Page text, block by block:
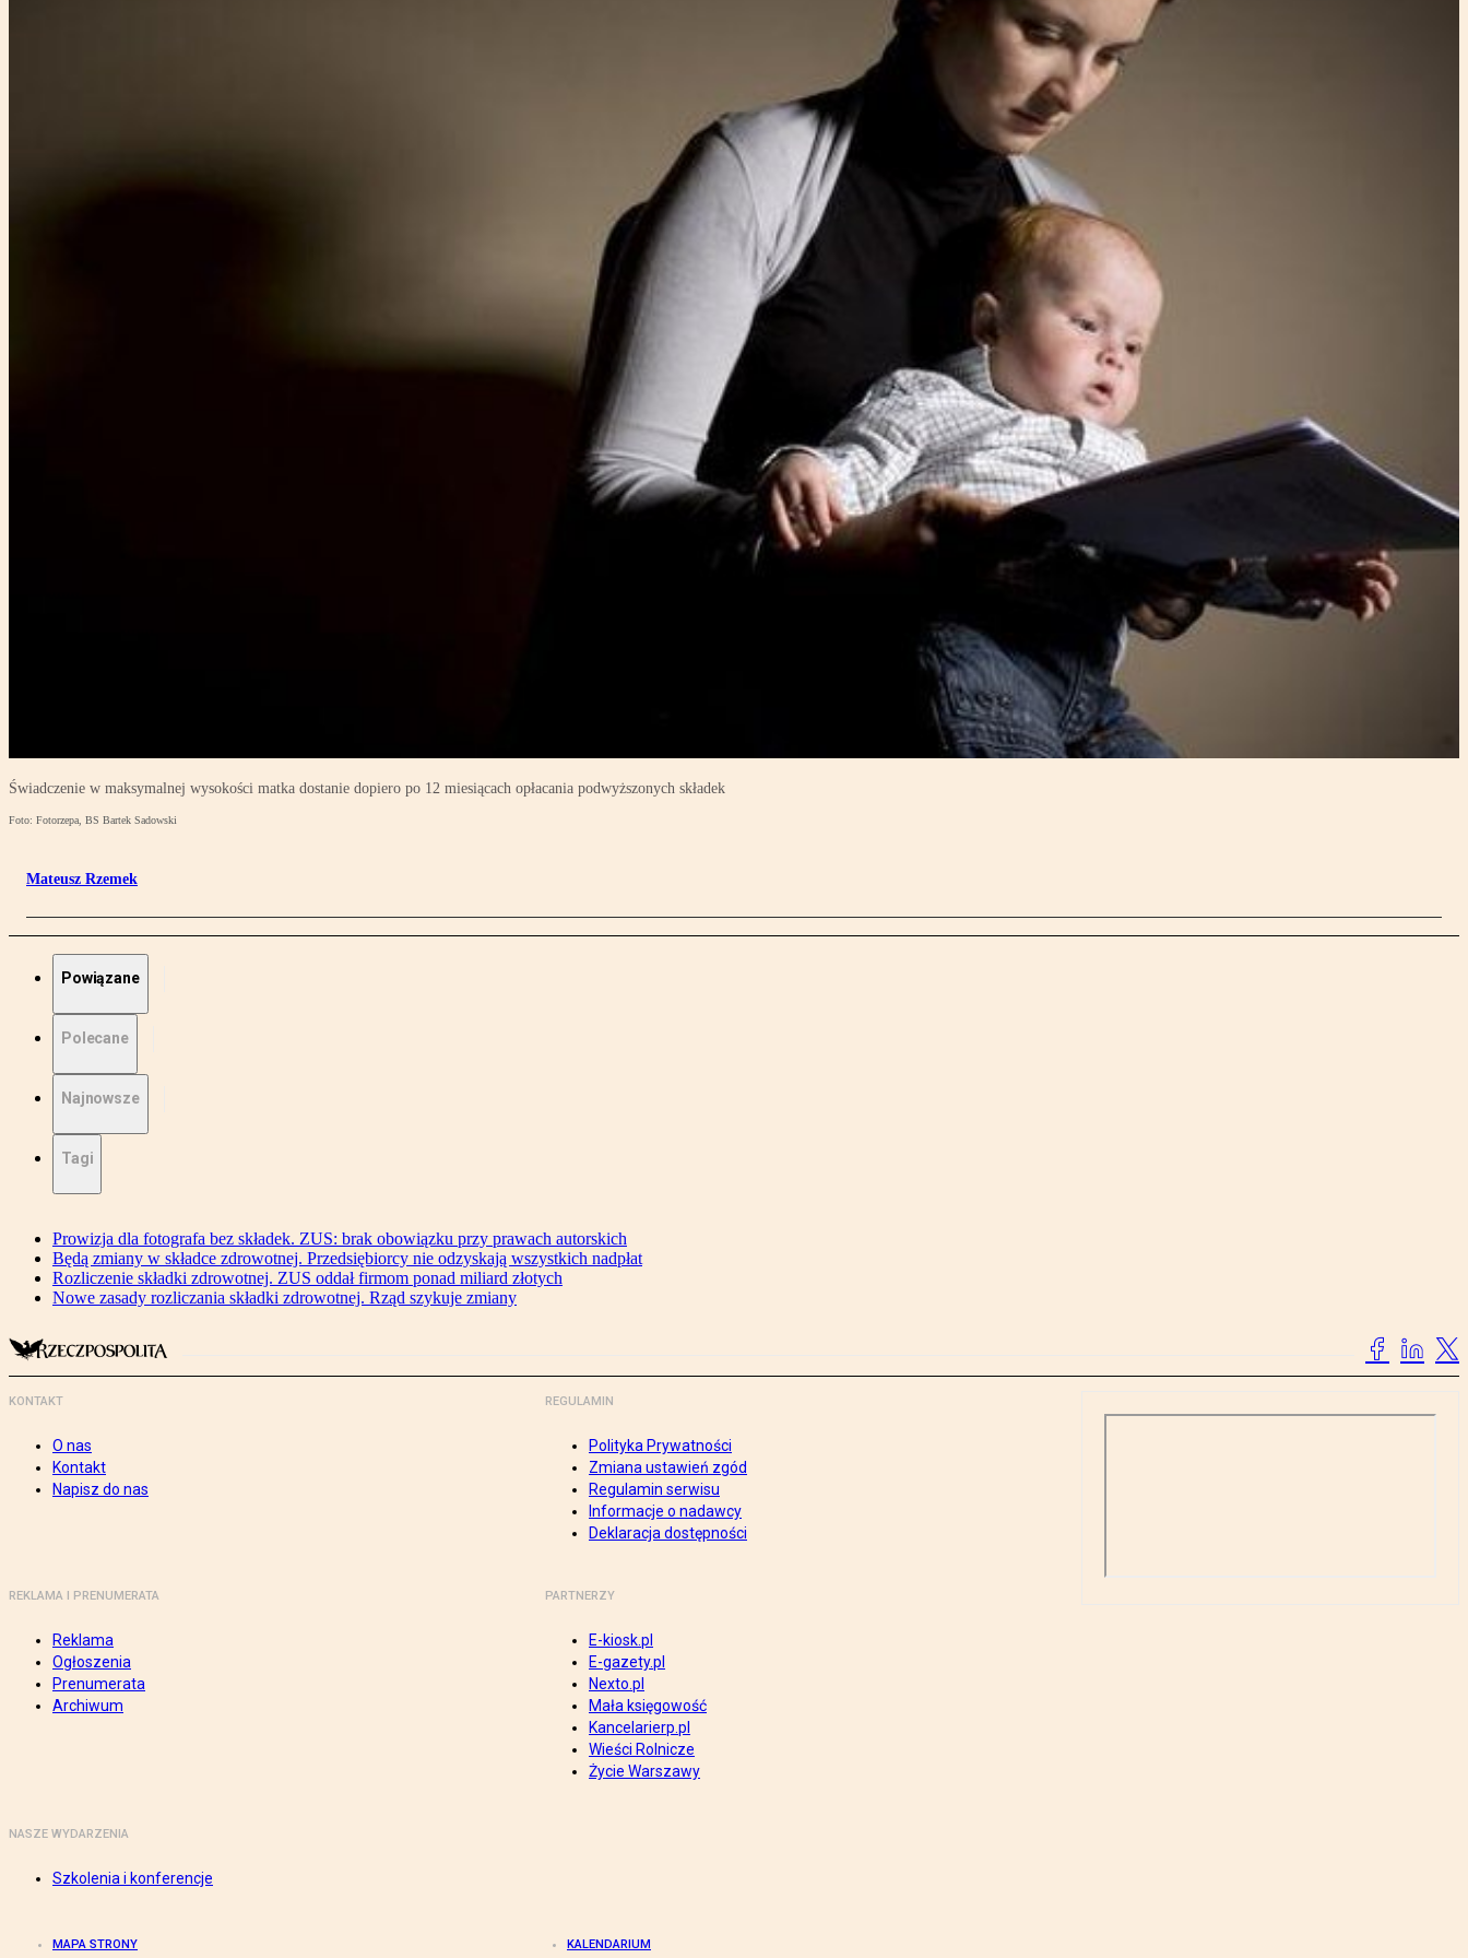
Świadczenie w maksymalnej wysokości matka dostanie dopiero po 12 miesiącach opłacania podwyższonych składek
Foto: Fotorzepa, BS Bartek Sadowski
Mateusz Rzemek
Powiązane
Polecane
Najnowsze
Tagi
Prowizja dla fotografa bez składek. ZUS: brak obowiązku przy prawach autorskich
Będą zmiany w składce zdrowotnej. Przedsiębiorcy nie odzyskają wszystkich nadpłat
Rozliczenie składki zdrowotnej. ZUS oddał firmom ponad miliard złotych
Nowe zasady rozliczania składki zdrowotnej. Rząd szykuje zmiany
KONTAKT
O nas
Kontakt
Napisz do nas
REGULAMIN
Polityka Prywatności
Zmiana ustawień zgód
Regulamin serwisu
Informacje o nadawcy
Deklaracja dostępności
REKLAMA I PRENUMERATA
Reklama
Ogłoszenia
Prenumerata
Archiwum
PARTNERZY
E-kiosk.pl
E-gazety.pl
Nexto.pl
Mała księgowość
Kancelarierp.pl
Wieści Rolnicze
Życie Warszawy
NASZE WYDARZENIA
Szkolenia i konferencje
MAPA STRONY KALENDARIUM